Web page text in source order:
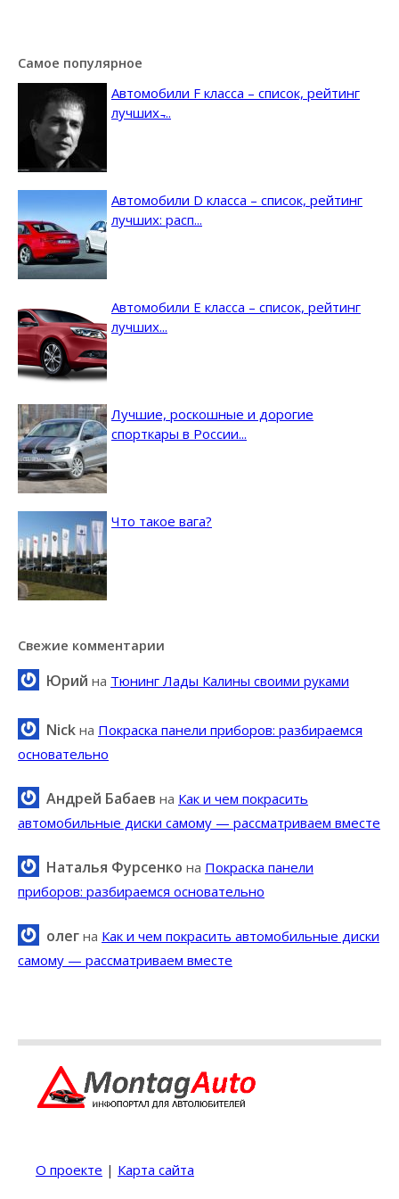
Самое популярное
Автомобили F класса – список, рейтинг
лучших ̵...
Автомобили D класса – список, рейтинг
лучших: расп...
Автомобили E класса – список, рейтинг
лучших...
Лучшие, роскошные и дорогие
спорткары в России...
Что такое вага?
Свежие комментарии
Юрий на Тюнинг Лады Калины своими руками
Nick на Покраска панели приборов: разбираемся
основательно
Андрей Бабаев на Как и чем покрасить
автомобильные диски самому — рассматриваем вместе
Наталья Фурсенко на Покраска панели
приборов: разбираемся основательно
олег на Как и чем покрасить автомобильные диски
самому — рассматриваем вместе
О проекте | Карта сайта